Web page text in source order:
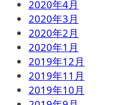
2020年4月
2020年3月
2020年2月
2020年1月
2019年12月
2019年11月
2019年10月